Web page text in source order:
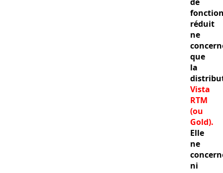
réduit
ne
que
la
Vista
RTM
(ou
Gold).
Elle
ne
ni